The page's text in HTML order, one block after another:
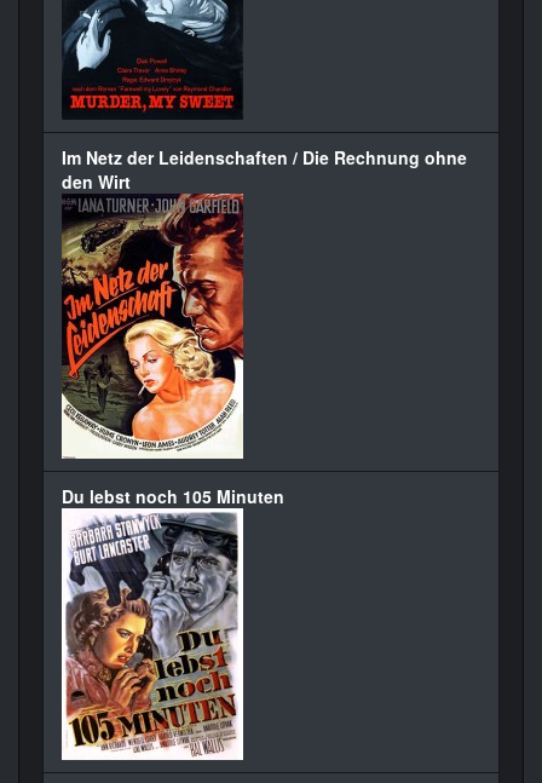
Im Netz der Leidenschaften / Die Rechnung ohne
den Wirt
Du lebst noch 105 Minuten